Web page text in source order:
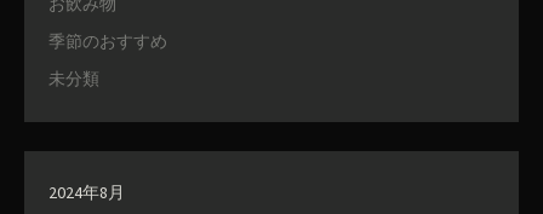
季節のおすすめ
未分類
2024年8月